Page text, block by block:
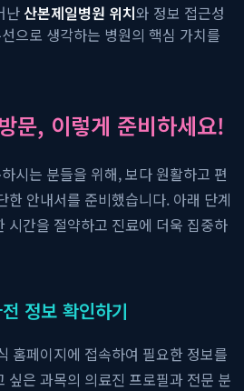
난 산본제일병원 위치와 정보 접근성
으로 생각하는 병원의 핵심 가치를
문, 이렇게 준비하세요!
시는 분들을 위해, 보다 원활하고 편
한 안내서를 준비했습니다. 아래 단계
시간을 절약하고 진료에 더욱 집중하
정보 확인하기
홈페이지에 접속하여 필요한 정보를
싶은 과목의 의료진 프로필과 전문 분